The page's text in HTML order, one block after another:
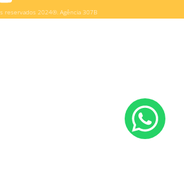
reservados 2024®. Agência 307B